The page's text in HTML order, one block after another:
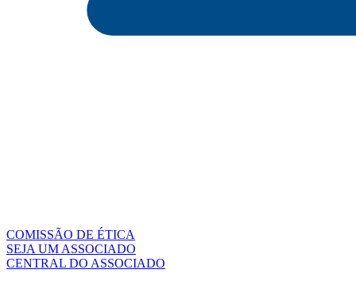
COMISSÃO DE ÉTICA
SEJA UM ASSOCIADO
CENTRAL DO ASSOCIADO